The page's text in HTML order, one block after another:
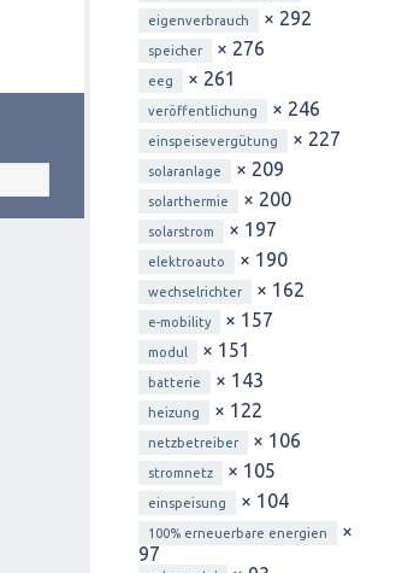
eigenverbrauch × 292
speicher × 276
eeg × 261
veröffentlichung × 246
einspeisevergütung × 227
solaranlage × 209
solarthermie × 200
solarstrom × 197
elektroauto × 190
wechselrichter × 162
e-mobility × 157
modul × 151
batterie × 143
heizung × 122
netzbetreiber × 106
stromnetz × 105
einspeisung × 104
100% erneuerbare energien
×
97